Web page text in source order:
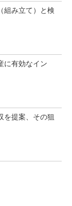
組み立て）と検
に有効なイン
を提案、その狙